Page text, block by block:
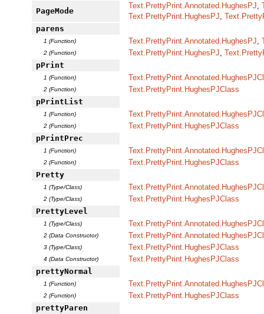
PageMode
Text.PrettyPrint.Annotated.HughesPJ
Text.PrettyPrint.HughesPJ
parens
1 (Function) Text.PrettyPrint.Annotated.HughesPJ
2 (Function) Text.PrettyPrint.HughesPJ
pPrint
1 (Function)
2 (Function)
Text.PrettyPrint.HughesPJClass
pPrintList
1 (Function)
2 (Function)
Text.PrettyPrint.HughesPJClass
pPrintPrec
1 (Function)
2 (Function)
Text.PrettyPrint.HughesPJClass
Pretty
1 (Type/Class)
2 (Type/Class)
Text.PrettyPrint.HughesPJClass
PrettyLevel
1 (Type/Class)
2 (Data Constructor)
3 (Type/Class) Text.PrettyPrint.HughesPJClass
4 (Data Constructor)
Text.PrettyPrint.HughesPJClass
prettyNormal
1 (Function)
2 (Function)
Text.PrettyPrint.HughesPJClass
prettyParen